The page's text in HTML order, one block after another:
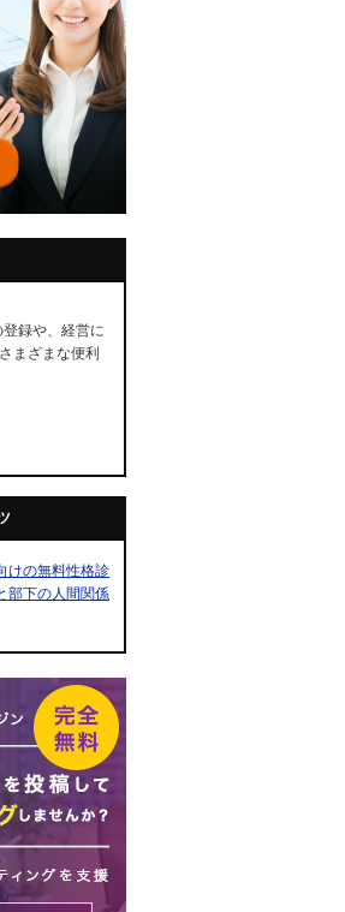
録や、経営に
まざまな便利
けの無料性格診
部下の人間関係